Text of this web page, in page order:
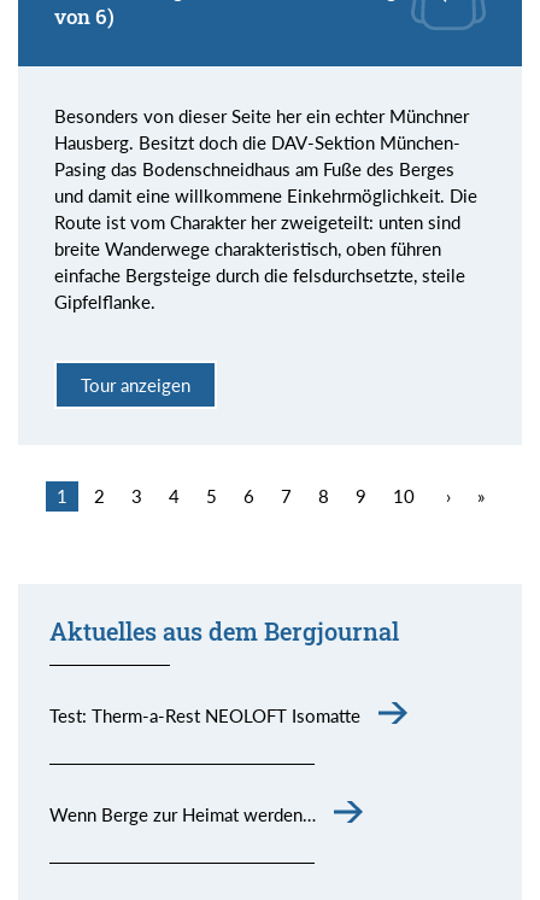
von 6)
Besonders von dieser Seite her ein echter Münchner
Hausberg. Besitzt doch die DAV-Sektion München-
Pasing das Bodenschneidhaus am Fuße des Berges
und damit eine willkommene Einkehrmöglichkeit. Die
Route ist vom Charakter her zweigeteilt: unten sind
breite Wanderwege charakteristisch, oben führen
einfache Bergsteige durch die felsdurchsetzte, steile
Gipfelflanke.
Tour anzeigen
1 2 3 4 5 6 7 8 9 10 › »
Aktuelles aus dem Bergjournal
Test: Therm-a-Rest NEOLOFT Isomatte
Wenn Berge zur Heimat werden…